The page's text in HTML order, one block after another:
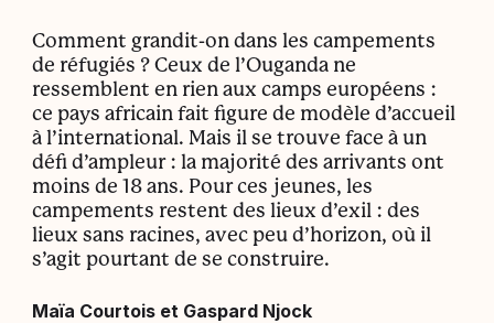
Comment grandit-on dans les campements
de réfugiés ? Ceux de l’Ouganda ne
ressemblent en rien aux camps européens :
ce pays africain fait figure de modèle d’accueil
à l’international. Mais il se trouve face à un
défi d’ampleur : la majorité des arrivants ont
moins de 18 ans. Pour ces jeunes, les
campements restent des lieux d’exil : des
lieux sans racines, avec peu d’horizon, où il
s’agit pourtant de se construire.
Maïa Courtois et Gaspard Njock